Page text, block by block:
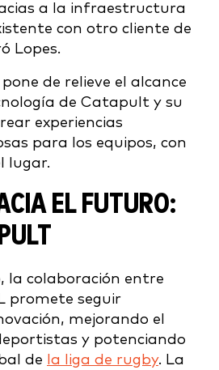
a la infraestructura
con otro cliente de
Lopes.
de relieve el alcance
de Catapult y su
experiencias
para los equipos, con
lugar.
EL FUTURO:
la colaboración entre
promete seguir
mejorando el
y potenciando
de la liga de rugby. La